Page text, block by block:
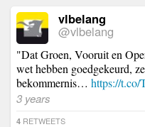
vlbelang
@vlbelang
"Dat Groen, Vooruit en
wet hebben goedgekeurd,
bekommernis… https://
3 years
4 RETWEETS